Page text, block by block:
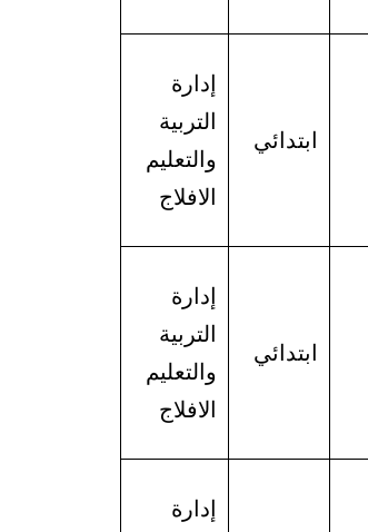
ابتدائي
إدارة
التربية
والتعليم
الافلاج
ابتدائي
إدارة
التربية
والتعليم
الافلاج
إدارة